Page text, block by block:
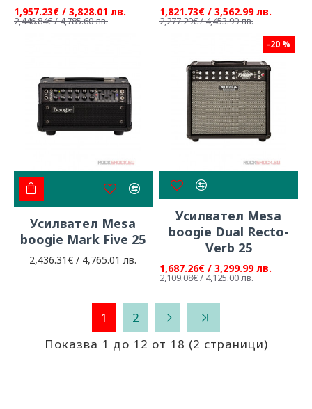
1,957.23€ / 3,828.01 лв.
2,446.84€ / 4,785.60 лв.
1,821.73€ / 3,562.99 лв.
2,277.29€ / 4,453.99 лв.
Усилвател Mesa
boogie Mark Five 25
2,436.31€ / 4,765.01 лв.
-20 %
Усилвател Mesa
boogie Dual Recto-
Verb 25
1,687.26€ / 3,299.99 лв.
2,109.08€ / 4,125.00 лв.
1
2
Показва 1 до 12 от 18 (2 страници)